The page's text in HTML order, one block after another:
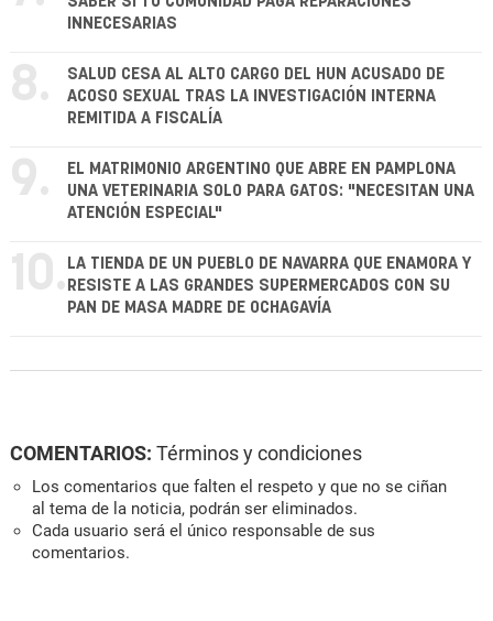
INNECESARIAS
8.
SALUD CESA AL ALTO CARGO DEL HUN ACUSADO DE
ACOSO SEXUAL TRAS LA INVESTIGACIÓN INTERNA
REMITIDA A FISCALÍA
9.
EL MATRIMONIO ARGENTINO QUE ABRE EN PAMPLONA
UNA VETERINARIA SOLO PARA GATOS: "NECESITAN UNA
ATENCIÓN ESPECIAL"
10. LA TIENDA DE UN PUEBLO DE NAVARRA QUE ENAMORA Y
RESISTE A LAS GRANDES SUPERMERCADOS CON SU
PAN DE MASA MADRE DE OCHAGAVÍA
COMENTARIOS: Términos y condiciones
Los comentarios que falten el respeto y que no se ciñan
al tema de la noticia, podrán ser eliminados.
Cada usuario será el único responsable de sus
comentarios.